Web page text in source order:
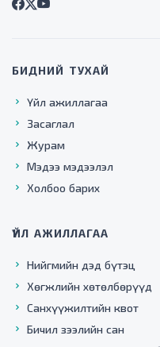
БИДНИЙ ТУХАЙ
Үйл ажиллагаа
Засаглал
Журам
Мэдээ мэдээлэл
Холбоо барих
ҮЙЛ АЖИЛЛАГАА
Нийгмийн дэд бүтэц
Хөгжлийн хөтөлбөрүүд
Санхүүжилтийн квот
Бичил зээлийн сан